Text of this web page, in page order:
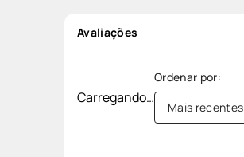
Avaliações
Carregando…
Mais recentes